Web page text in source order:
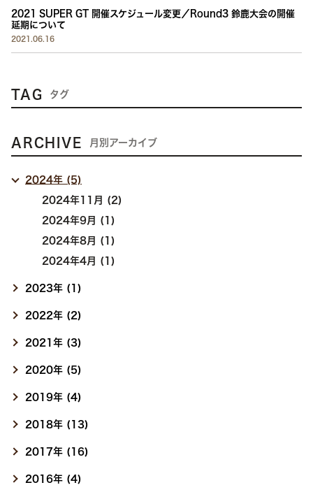
2021 SUPER GT 開催スケジュール変更／Round3 鈴鹿大会の開催
延期について
2021.06.16
TAG タグ
ARCHIVE 月別アーカイブ
2024年 (5)
2024年11月 (2)
2024年9月 (1)
2024年8月 (1)
2024年4月 (1)
2023年 (1)
2022年 (2)
2021年 (3)
2020年 (5)
2019年 (4)
2018年 (13)
2017年 (16)
2016年 (4)